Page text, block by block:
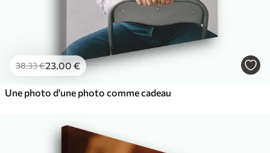
38.33€23.00 €
Une photo d'une photo comme cadeau